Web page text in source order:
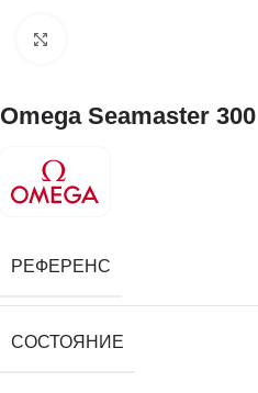
Omega Seamaster
РЕФЕРЕНС
СОСТОЯНИЕ